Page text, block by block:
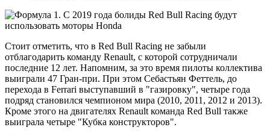
Стоит отметить, что в Red Bull Racing не забыли
отблагодарить команду Renault, с которой сотрудничали
последние 12 лет. Напомним, за это время пилоты коллектива
выиграли 47 Гран-при. При этом Себастьян Феттель, до
перехода в Ferrari выступавший в "газировку", четыре года
подряд становился чемпионом мира (2010, 2011, 2012 и 2013).
Кроме этого на двигателях Renault команда Red Bull также
выиграла четыре "Кубка конструкторов".